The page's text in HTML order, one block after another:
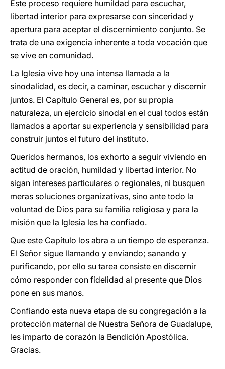
Este proceso requiere humildad para escuchar,
libertad interior para expresarse con sinceridad y
apertura para aceptar el discernimiento conjunto. Se
trata de una exigencia inherente a toda vocación que
se vive en comunidad.
La Iglesia vive hoy una intensa llamada a la
sinodalidad, es decir, a caminar, escuchar y discernir
juntos. El Capítulo General es, por su propia
naturaleza, un ejercicio sinodal en el cual todos están
llamados a aportar su experiencia y sensibilidad para
construir juntos el futuro del instituto.
Queridos hermanos, los exhorto a seguir viviendo en
actitud de oración, humildad y libertad interior. No
sigan intereses particulares o regionales, ni busquen
meras soluciones organizativas, sino ante todo la
voluntad de Dios para su familia religiosa y para la
misión que la Iglesia les ha confiado.
Que este Capítulo los abra a un tiempo de esperanza.
El Señor sigue llamando y enviando; sanando y
purificando, por ello su tarea consiste en discernir
cómo responder con fidelidad al presente que Dios
pone en sus manos.
Confiando esta nueva etapa de su congregación a la
protección maternal de Nuestra Señora de Guadalupe,
les imparto de corazón la Bendición Apostólica.
Gracias.